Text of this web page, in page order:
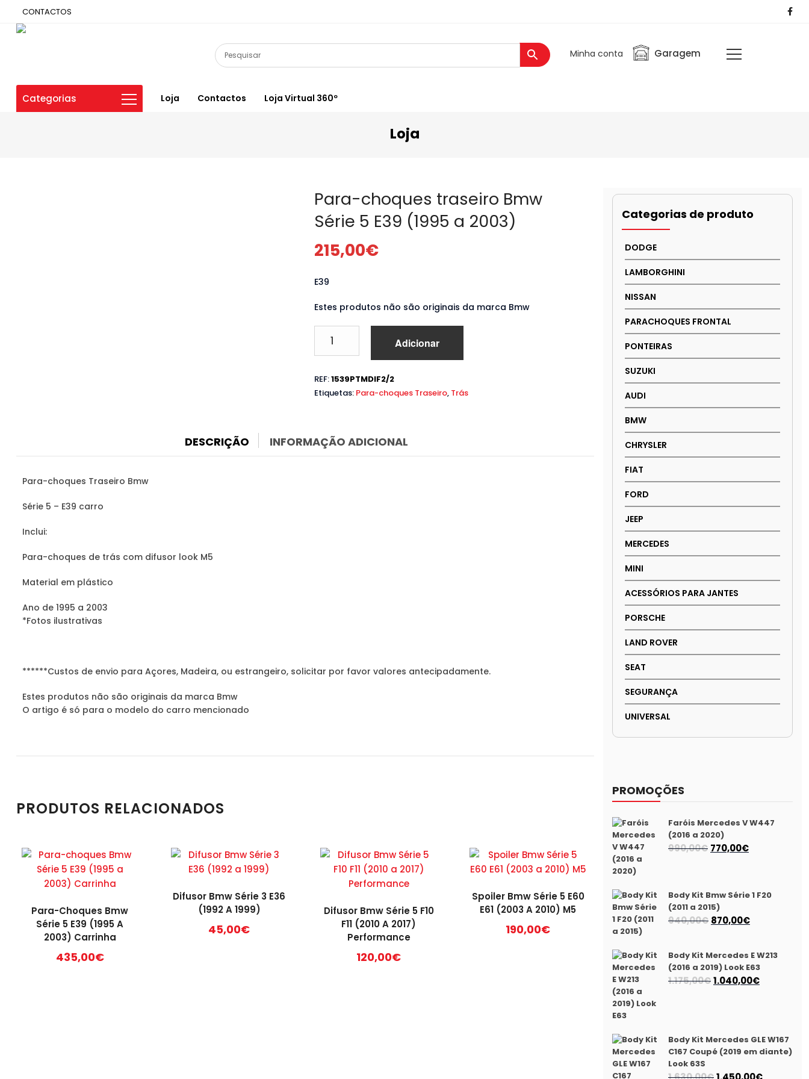
CONTACTOS
Minha conta Garagem
Categorias Loja Contactos Loja Virtual 360º
Loja
Para-choques traseiro Bmw
Série 5 E39 (1995 a 2003)
215,00€
E39
Estes produtos não são originais da marca Bmw
Para-
traseiro
Bmw
(1995
a
Adicionar
REF:1539PTMDIF2/2
Etiquetas: Para-choques Traseiro, Trás
DESCRIÇÃO INFORMAÇÃO ADICIONAL
Para-choques Traseiro Bmw
Série 5 – E39 carro
Inclui:
Para-choques de trás com difusor look M5
Material em plástico
Ano de 1995 a 2003
*Fotos ilustrativas
******Custos de envio para Açores, Madeira, ou estrangeiro, solicitar por favor valores antecipadamente.
Estes produtos não são originais da marca Bmw
O artigo é só para o modelo do carro mencionado
PRODUTOS RELACIONADOS
Para-Choques Bmw
Série 5 E39 (1995 A
2003) Carrinha
435,00€
Difusor Bmw Série 3 E36
(1992 A 1999)
45,00€
Difusor Bmw Série 5 F10
F11 (2010 A 2017)
Performance
120,00€
Spoiler Bmw Série 5 E60
E61 (2003 A 2010) M5
190,00€
Categorias de produto
DODGE
LAMBORGHINI
NISSAN
PARACHOQUES FRONTAL
PONTEIRAS
SUZUKI
AUDI
BMW
CHRYSLER
FIAT
FORD
JEEP
MERCEDES
MINI
ACESSÓRIOS PARA JANTES
PORSCHE
LAND ROVER
SEAT
SEGURANÇA
UNIVERSAL
PROMOÇÕES
Faróis Mercedes V W447
(2016 a 2020)
990,00€ O
era:
990,00€.
770,00€O
é:
Body Kit Bmw Série 1 F20
(2011 a 2015)
940,00€ O
era:
940,00€.
870,00€O
é:
870,00€.
Body Kit Mercedes E W213
(2016 a 2019) Look E63
1.175,00€O
1.175,00€.
1.040,00€O
1.040,00€.
Body Kit Mercedes GLE W167
C167 Coupé (2019 em diante)
Look 63S
O
O